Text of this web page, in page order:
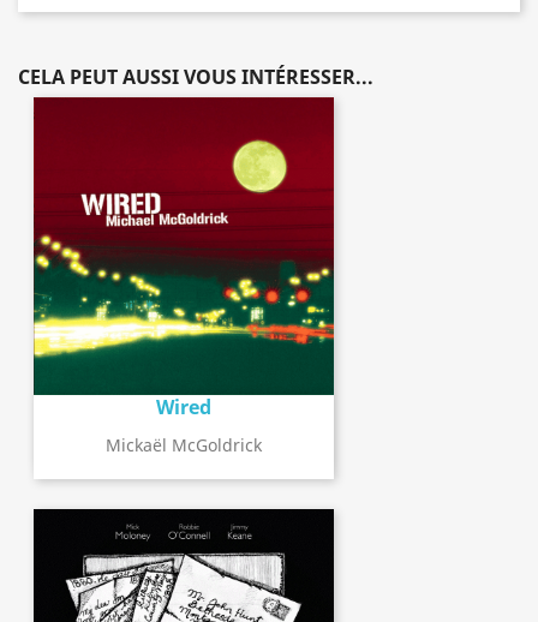
CELA PEUT AUSSI VOUS INTÉRESSER...
Wired
Mickaël McGoldrick